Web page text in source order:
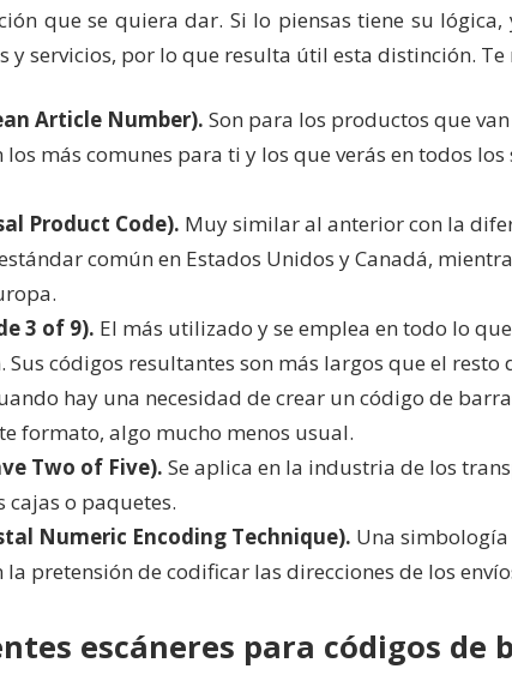
que se quiera dar. Si lo piensas tiene su
y servicios, por lo que resulta útil esta distinción.
Article Number). Son para los productos que
los más comunes para ti y los que verás en todos
Product Code). Muy similar al anterior con la
común en Estados Unidos y Canadá,
3 of 9). El más utilizado y se emplea en todo lo
códigos resultantes son más largos que el resto
hay una necesidad de crear un código de
formato, algo mucho menos usual.
Two of Five). Se aplica en la industria de los
cajas o paquetes.
Numeric Encoding Technique). Una
la pretensión de codificar las direcciones de los
escáneres para códigos de